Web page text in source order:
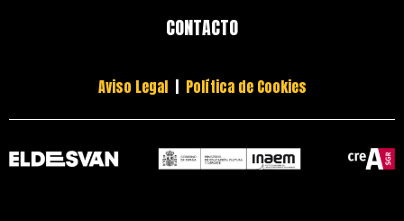
CONTACTO
Aviso Legal | Política de Cookies